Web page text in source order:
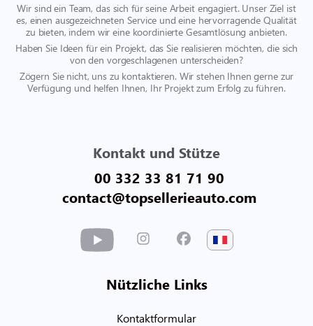
Wir sind ein Team, das sich für seine Arbeit engagiert. Unser Ziel ist
es, einen ausgezeichneten Service und eine hervorragende Qualität
zu bieten, indem wir eine koordinierte Gesamtlösung anbieten.
Haben Sie Ideen für ein Projekt, das Sie realisieren möchten, die sich
von den vorgeschlagenen unterscheiden?
Zögern Sie nicht, uns zu kontaktieren. Wir stehen Ihnen gerne zur
Verfügung und helfen Ihnen, Ihr Projekt zum Erfolg zu führen.
Kontakt und Stütze
00 332 33 81 71 90
contact@topsellerieauto.com
Nützliche Links
Kontaktformular